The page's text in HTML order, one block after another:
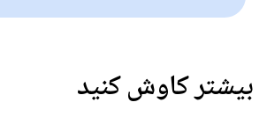
بیشتر کاوش کنید